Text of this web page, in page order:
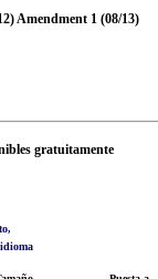
Amendment 1 (08/13)
gratuitamente